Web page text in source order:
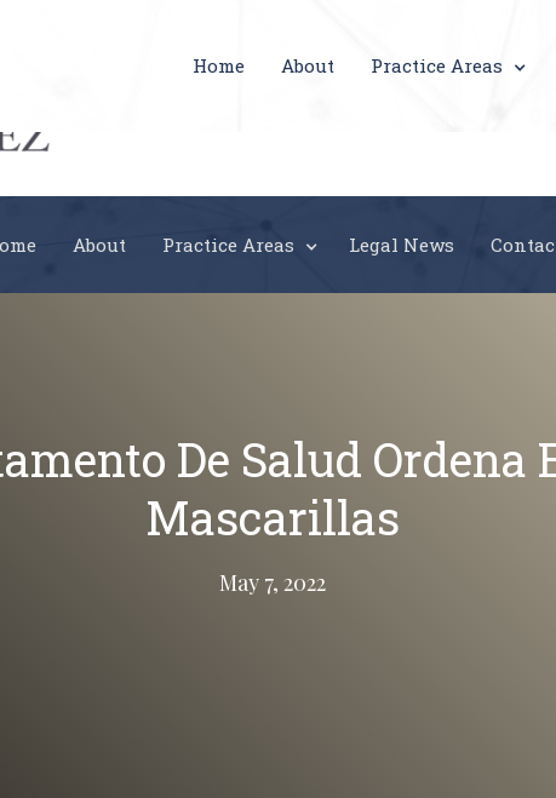
Home About Practice Areas
Call us:
About Practice Areas Legal News
De Salud Ordena
Mascarillas
May 7, 2022